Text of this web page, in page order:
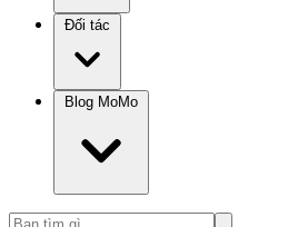
Đối tác
Blog MoMo